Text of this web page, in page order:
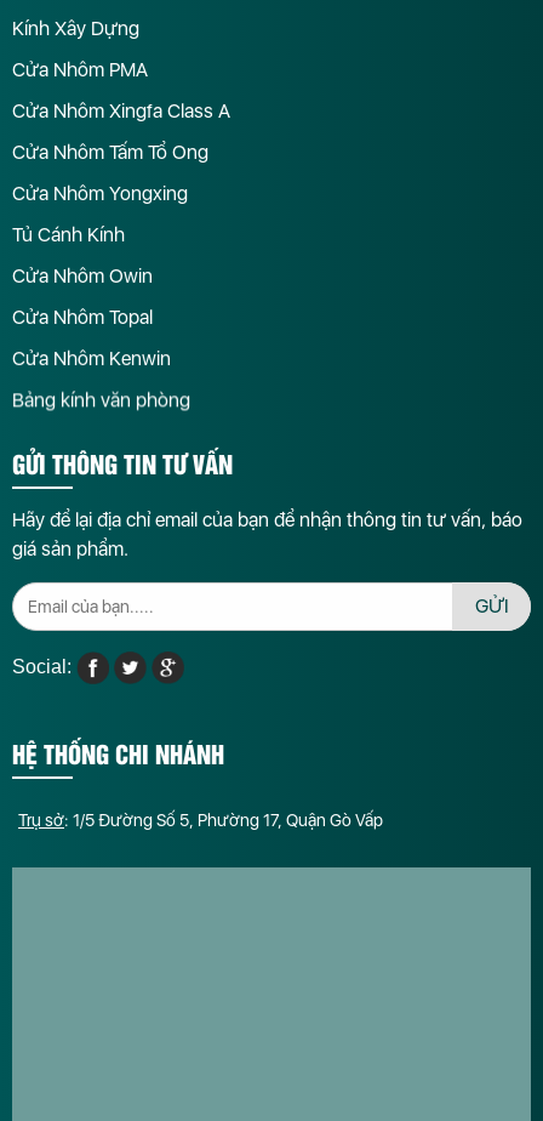
Kính Xây Dựng
Cửa Nhôm PMA
Cửa Nhôm Xingfa Class A
Cửa Nhôm Tấm Tổ Ong
Cửa Nhôm Yongxing
Tủ Cánh Kính
Cửa Nhôm Owin
Cửa Nhôm Topal
Cửa Nhôm Kenwin
Bảng kính văn phòng
GỬI THÔNG TIN TƯ VẤN
Hãy để lại địa chỉ email của bạn để nhận thông tin tư vấn, báo
giá sản phẩm.
GỬI
Social:
HỆ THỐNG CHI NHÁNH
Trụ sở: 1/5 Đường Số 5, Phường 17, Quận Gò Vấp